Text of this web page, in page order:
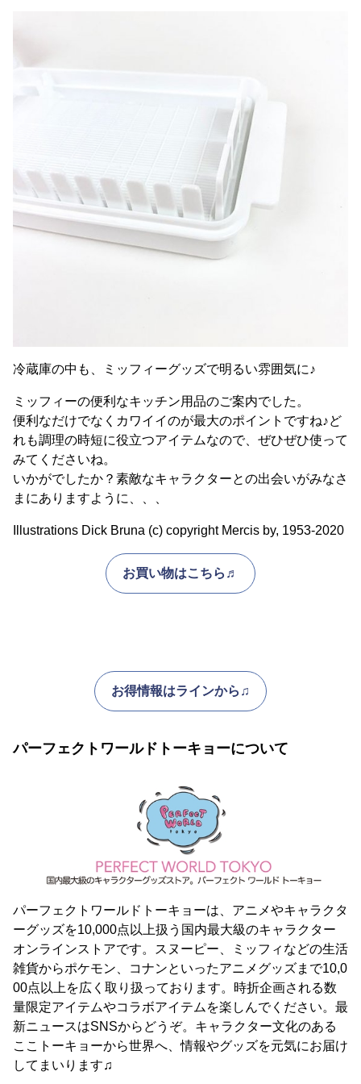
冷蔵庫の中も、ミッフィーグッズで明るい雰囲気に♪
ミッフィーの便利なキッチン用品のご案内でした。
便利なだけでなくカワイイのが最大のポイントですね♪ど
れも調理の時短に役立つアイテムなので、ぜひぜひ使って
みてくださいね。
いかがでしたか？素敵なキャラクターとの出会いがみなさ
まにありますように、、、
Illustrations Dick Bruna (c) copyright Mercis by, 1953-2020
お買い物はこちら♬
お得情報はラインから♫
パーフェクトワールドトーキョーについて
パーフェクトワールドトーキョーは、アニメやキャラクタ
ーグッズを10,000点以上扱う国内最大級のキャラクター
オンラインストアです。スヌーピー、ミッフィなどの生活
雑貨からポケモン、コナンといったアニメグッズまで10,0
00点以上を広く取り扱っております。時折企画される数
量限定アイテムやコラボアイテムを楽しんでください。最
新ニュースはSNSからどうぞ。キャラクター文化のある
ここトーキョーから世界へ、情報やグッズを元気にお届け
してまいります♫